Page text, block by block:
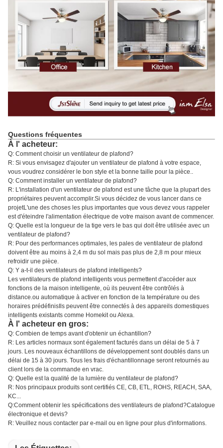
Questions fréquentes
À l' acheteur:
Q: Comment choisir un ventilateur de plafond?
R: Si vous envisagez d'ajouter un ventilateur de plafond à votre espace,
vous voudrez considérer le bon style et la bonne taille pour la pièce..
Q: Comment installer un ventilateur de plafond?
R: L'installation d'un ventilateur de plafond est une tâche que la plupart des
propriétaires peuvent accomplir.Si vous décidez de vous lancer dans ce
projetL'une des choses les plus importantes que vous devez vous rappeler
est d'éteindre l'alimentation électrique de votre maison avant de commencer.
Q: Quelle est la longueur de la tige vers le bas qui doit être utilisée avec un
ventilateur de plafond?
R: Pour des performances optimales, les pales de ventilateur de plafond
doivent être au moins à 2,4 m du sol mais pas plus de 2,8 m pour mieux
refroidir une pièce.
Q: Y a-t-il des ventilateurs de plafond intelligents?
Les ventilateurs de plafond intelligents vous permettent d'accéder aux
fonctions de la maison intelligente, où ils peuvent être contrôlés à
distance.ou automatique à activer en fonction de la température ou des
horaires prédéfinisIls peuvent être connectés à des appareils domestiques
intelligents existants comme Homekit ou Alexa.
À l' acheteur en gros:
Q: Combien de temps avant d'obtenir un échantillon?
R: Les articles normaux sont également facturés dans un délai de 5 à 7
jours. Les nouveaux échantillons de développement sont doublés dans un
délai de 15 à 30 jours. Tous les frais d'échantillonnage seront retournés au
client lors de la commande en vrac.
Q: Quelle est la qualité de la lumière du ventilateur de plafond?
R: Nos principaux produits sont certifiés CE, CB, ETL, ROHS, REACH, SAA,
KC...
Q:Comment obtenir les spécifications des ventilateurs de plafond?Catalogue
électronique et devis?
R: Veuillez nous contacter par e-mail ou en ligne pour plus d'informations.